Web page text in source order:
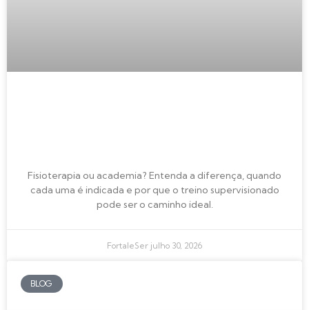
Fisioterapia ou academia? Entenda a diferença, quando
cada uma é indicada e por que o treino supervisionado
pode ser o caminho ideal.
FortaleSer julho 30, 2026
BLOG